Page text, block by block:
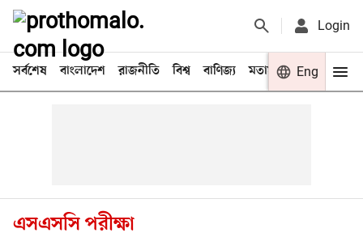
Login
সর্বশেষ বাংলাদেশ রাজনীতি বিশ্ব বাণিজ্য মতামত খেলা
Eng
এসএসসি পরীক্ষা